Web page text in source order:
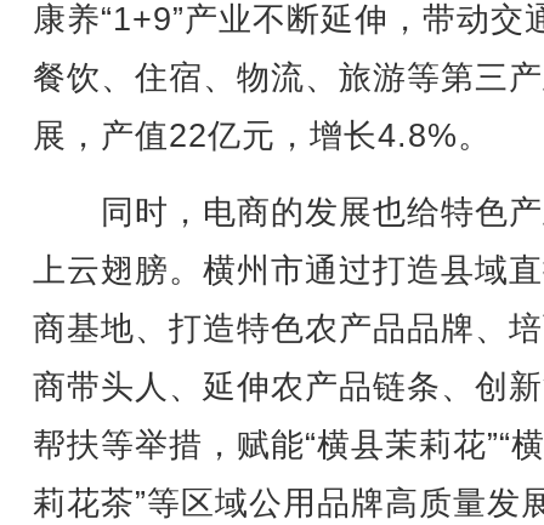
康养“1+9”产业不断延伸，带动交
餐饮、住宿、物流、旅游等第三
展，产值22亿元，增长4.8%。
同时，电商的发展也给特色
上云翅膀。横州市通过打造县域
商基地、打造特色农产品品牌、
商带头人、延伸农产品链条、创
帮扶等举措，赋能“横县茉莉花”“
莉花茶”等区域公用品牌高质量发